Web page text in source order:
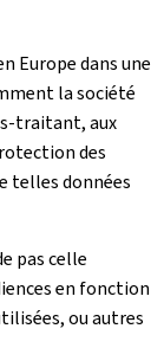
Europe dans une
la société
traitant, aux
des
telles données
pas celle
en fonction
ou autres